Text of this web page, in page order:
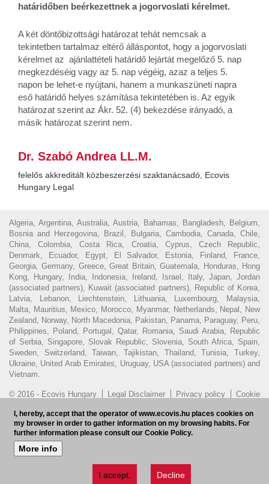
határidőben beérkezettnek a jogorvoslati kérelmet.
A két döntőbizottsági határozat tehát nemcsak a
tekintetben tartalmaz eltérő álláspontot, hogy a jogorvoslati
kérelmet az ajánlattételi határidő lejártát megelőző 5. nap
megkezdéséig vagy az 5. nap végéig, azaz a teljes 5.
napon be lehet-e nyújtani, hanem a munkaszüneti napra
eső határidő helyes számítása tekintetében is. Az egyik
határozat szerint az Ákr. 52. (4) bekezdése irányadó, a
másik határozat szerint nem.
Dr. Szabó Andrea LL.M.
felelős akkreditált közbeszerzési szaktanácsadó, Ecovis
Hungary Legal
Algeria, Argentina, Australia, Austria, Bahamas, Bangladesh, Belgium,
Bosnia and Herzegovina, Brazil, Bulgaria, Cambodia, Canada, Chile,
China, Colombia, Costa Rica, Croatia, Cyprus, Czech Republic,
Denmark, Ecuador, Egypt, El Salvador, Estonia, Finland, France,
Georgia, Germany, Greece, Great Britain, Guatemala, Honduras, Hong
Kong, Hungary, India, Indonesia, Ireland, Israel, Italy, Japan, Jordan
(associated partners), Kuwait (associated partners), Republic of Korea,
Latvia, Lebanon, Liechtenstein, Lithuania, Luxembourg, Malaysia,
Malta, Mauritius, Mexico, Morocco, Myanmar, Netherlands, Nepal, New
Zealand, Norway, North Macedonia, Pakistan, Panama, Paraguay, Peru,
Philippines, Poland, Portugal, Qatar, Romania, Saudi Arabia, Republic
of Serbia, Singapore, Slovak Republic, Slovenia, South Africa, Spain,
Sweden, Switzerland, Taiwan, Tajikistan, Thailand, Tunisia, Turkey,
Ukraine, United Arab Emirates, Uruguay, USA (associated partners) and
Vietnam.
© 2016 - Ecovis Hungary Legal Disclaimer Privacy policy
Cookie
Subscribe to our newsletter
I, hereby, accept that the operator of www.ecovis.hu places cookies on
my browser in order to gather information on my browsing habits. For
further information please consult our Cookie Policy.
More info
I accept. Decline